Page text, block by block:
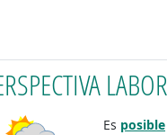
Es posible